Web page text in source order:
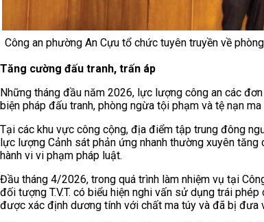
Công an phường An Cựu tổ chức tuyên truyền về
Tăng cường đấu tranh, trấn áp
Những tháng đầu năm 2026, lực lượng công an các
biện pháp đấu tranh, phòng ngừa tội phạm và tệ nạn
Tại các khu vực công cộng, địa điểm tập trung đông
lực lượng Cảnh sát phản ứng nhanh thường xuyên
hành vi vi phạm pháp luật.
Đầu tháng 4/2026, trong quá trình làm nhiệm vụ tại
đối tượng T.V.T. có biểu hiện nghi vấn sử dụng trái
được xác định dương tính với chất ma túy và đã bị đưa